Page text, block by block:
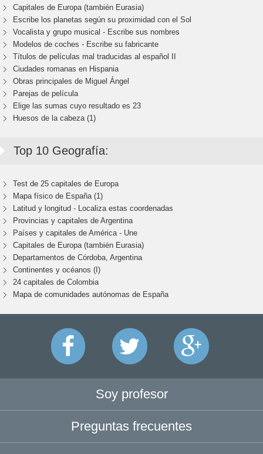
Capitales de Europa (también Eurasia)
Escribe los planetas según su proximidad con el Sol
Vocalista y grupo musical - Escribe sus nombres
Modelos de coches - Escribe su fabricante
Títulos de películas mal traducidas al español II
Ciudades romanas en Hispania
Obras principales de Miguel Ángel
Parejas de película
Elige las sumas cuyo resultado es 23
Huesos de la cabeza (1)
Top 10 Geografía:
Test de 25 capitales de Europa
Mapa físico de España (1)
Latitud y longitud - Localiza estas coordenadas
Provincias y capitales de Argentina
Países y capitales de América - Une
Capitales de Europa (también Eurasia)
Departamentos de Córdoba, Argentina
Continentes y océanos (I)
24 capitales de Colombia
Mapa de comunidades autónomas de España
Soy profesor
Preguntas frecuentes